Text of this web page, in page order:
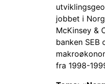
jobbet i
McKinsey &
banken SEB
fra 1998-